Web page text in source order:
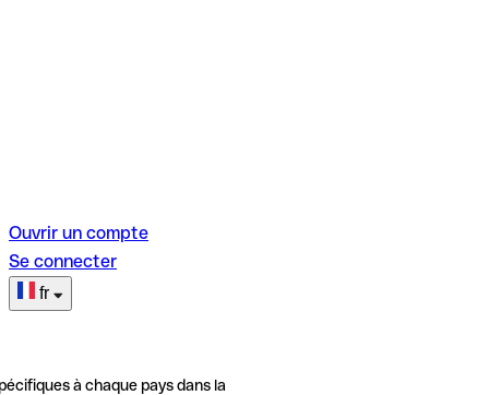
Ouvrir un compte
Se connecter
fr
à chaque pays dans la